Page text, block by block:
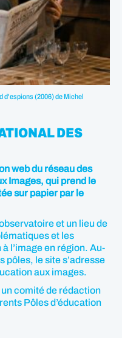
d'espions (2006) de Michel
DES
web du réseau des
Images, qui prend le
sur papier par le
et un lieu de
et les
l’image en région. Au-
pôles, le site s’adresse
aux images.
comité de rédaction
Pôles d’éducation